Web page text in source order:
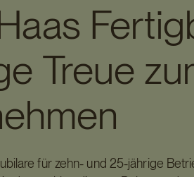
Treue
für zehn- und 25-jährige